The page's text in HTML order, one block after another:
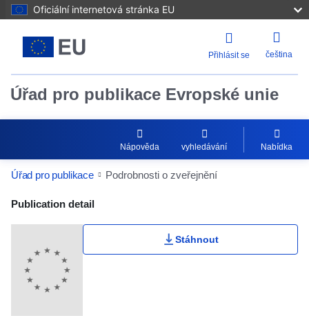
Oficiální internetová stránka EU
Přihlásit se čeština
Úřad pro publikace Evropské unie
Nápověda vyhledávání Nabídka
Úřad pro publikace Podrobnosti o zveřejnění
Publication Detail Actions Portlet
Publication detail
Stáhnout